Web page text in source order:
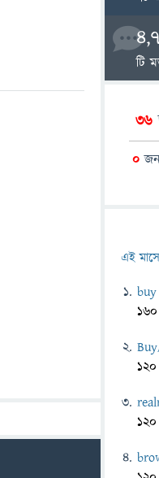
টি
36
0জন
এই
160
120
120